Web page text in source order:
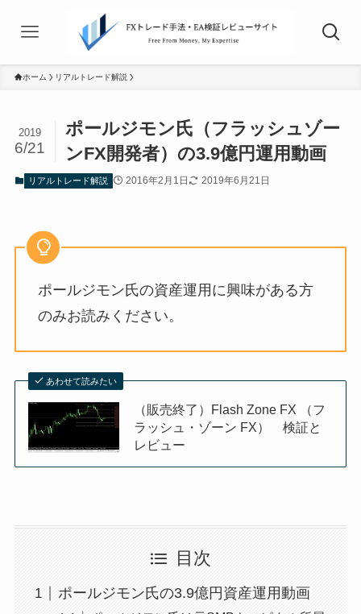
ホーム リアルトレード解説
ポールジモン氏（フラッシュゾー
ンFX開発者）の3.9億円運用動画
2019
6/21
リアルトレード解説 2016年2月1日 2019年6月21日
ポールジモン氏の資産運用に興味がある方
のみお読みください。
あわせて読みたい
（販売終了）Flash Zone FX （フ
ラッシュ・ゾーン FX） 検証と
レビュー
目次
ポールジモン氏の3.9億円資産運用動画